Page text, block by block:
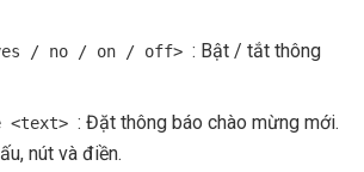
/ no / on / off> : Bật / tắt thông
<text> : Đặt thông báo chào mừng mới.
nút và điền.